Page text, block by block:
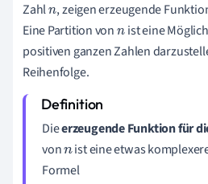
Zahln, zeigen erzeugende
Eine Partition vonn ist eine
positiven ganzen Zahlen
Reihenfolge.
Dieerzeugende Funktion für
vonnist eine etwas
Formel